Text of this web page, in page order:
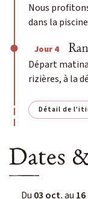
Nous
dans la
Jour 4
Départ
rizières, à la
Détail de
Dates
Du 03 oct.au